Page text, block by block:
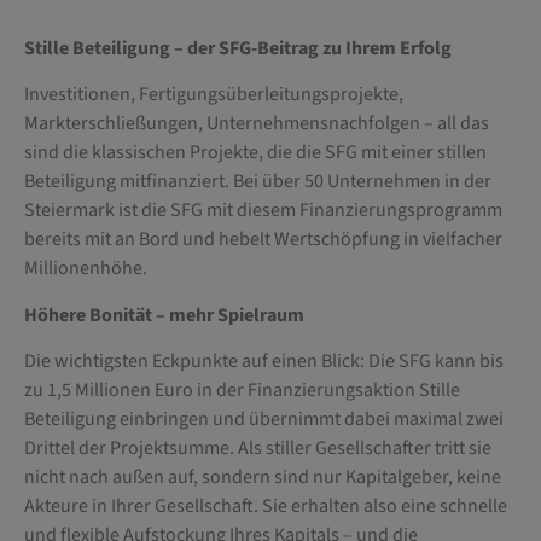
Stille Beteiligung – der SFG-Beitrag zu Ihrem Erfolg
Investitionen, Fertigungsüberleitungsprojekte,
Markterschließungen, Unternehmensnachfolgen – all das
sind die klassischen Projekte, die die SFG mit einer stillen
Beteiligung mitfinanziert. Bei über 50 Unternehmen in der
Steiermark ist die SFG mit diesem Finanzierungsprogramm
bereits mit an Bord und hebelt Wertschöpfung in vielfacher
Millionenhöhe.
Höhere Bonität – mehr Spielraum
Die wichtigsten Eckpunkte auf einen Blick: Die SFG kann bis
zu 1,5 Millionen Euro in der Finanzierungsaktion Stille
Beteiligung einbringen und übernimmt dabei maximal zwei
Drittel der Projektsumme. Als stiller Gesellschafter tritt sie
nicht nach außen auf, sondern sind nur Kapitalgeber, keine
Akteure in Ihrer Gesellschaft. Sie erhalten also eine schnelle
und flexible Aufstockung Ihres Kapitals – und die